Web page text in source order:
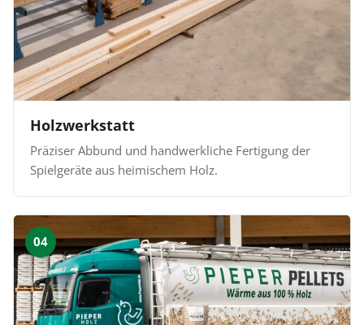
Holzwerkstatt
Präziser Abbund und handwerkliche Fertigung der
Spielgeräte aus heimischem Holz.
04